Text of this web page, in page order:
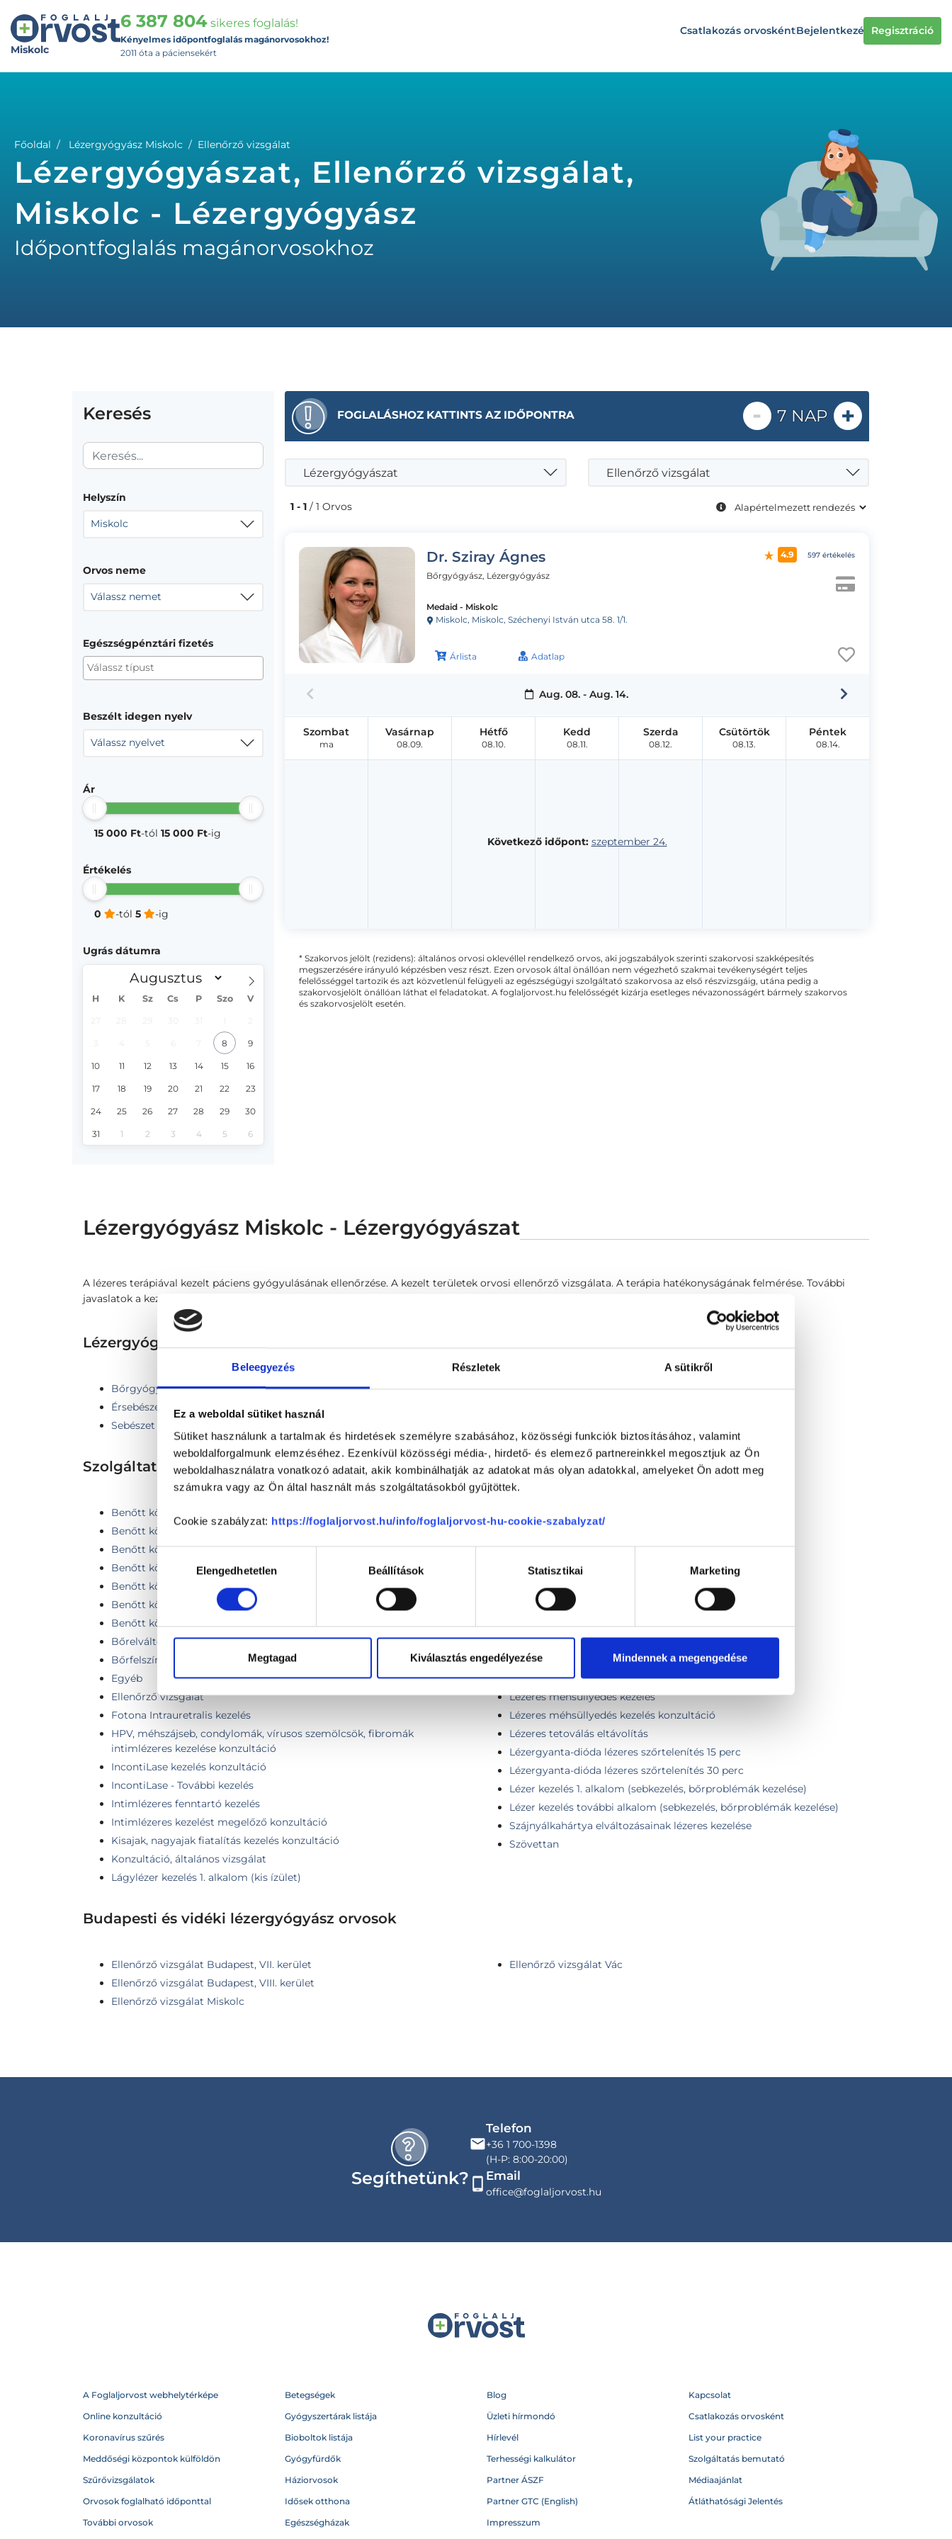
Beleegyezés Részletek A sütikről
Ez a weboldal sütiket használ
Sütiket használunk a tartalmak és hirdetések személyre szabásához, közösségi funkciók biztosításához, valamint
weboldalforgalmunk elemzéséhez. Ezenkívül közösségi média-, hirdető- és elemező partnereinkkel megosztjuk az Ön
weboldalhasználatra vonatkozó adatait, akik kombinálhatják az adatokat más olyan adatokkal, amelyeket Ön adott meg
számukra vagy az Ön által használt más szolgáltatásokból gyűjtöttek.
Cookie szabályzat: https://foglaljorvost.hu/info/foglaljorvost-hu-cookie-szabalyzat/
Hozzájárulás
kiválasztásaElengedhetetlen Beállítások Statisztikai Marketing
Megtagad Kiválasztás engedélyezése Mindennek a megengedése
Miskolc
6 387 804 sikeres foglalás!
Kényelmes időpontfoglalás magánorvosokhoz!
2011 óta a páciensekért
Csatlakozás orvoskéntBejelentkezés Regisztráció
Főoldal Lézergyógyász Miskolc Ellenőrző vizsgálat
Lézergyógyászat, Ellenőrző vizsgálat,
Miskolc - Lézergyógyász
Időpontfoglalás magánorvosokhoz
Keresés
Helyszín
Miskolc
Orvos neme
Válassz nemet
Egészségpénztári fizetés
Beszélt idegen nyelv
Válassz nyelvet
Ár
15 000 Ft-tól 15 000 Ft-ig
Értékelés
0 -tól 5 -ig
Ugrás dátumra
H K Sz Cs P Szo V
8 9
10 11 12 13 14 15 16
17 18 19 20 21 22 23
24 25 26 27 28 29 30
31 1 2 3 4 5 6
FOGLALÁSHOZ KATTINTS AZ IDŐPONTRA - 7 NAP +
Lézergyógyászat Ellenőrző vizsgálat
1 - 1 / 1 Orvos
Dr. Sziray Ágnes
Bőrgyógyász, Lézergyógyász
Medaid - Miskolc
Miskolc, Miskolc, Széchenyi István utca 58. 1/1.
Árlista Adatlap
4.9 597 értékelés
Aug. 08. - Aug. 14.
Következő időpont: szeptember 24.
Szombat
ma
Vasárnap
08.09.
Hétfő
08.10.
Kedd
08.11.
Szerda
08.12.
Csütörtök
08.13.
Péntek
08.14.
* Szakorvos jelölt (rezidens): általános orvosi oklevéllel rendelkező orvos, aki jogszabályok szerinti szakorvosi szakképesítés
megszerzésére irányuló képzésben vesz részt. Ezen orvosok által önállóan nem végezhető szakmai tevékenységért teljes
felelősséggel tartozik és azt közvetlenül felügyeli az egészségügyi szolgáltató szakorvosa az első részvizsgáig, utána pedig a
szakorvosjelölt önállóan láthat el feladatokat. A foglaljorvost.hu felelősségét kizárja esetleges névazonosságért bármely szakorvos
és szakorvosjelölt esetén.
Lézergyógyász Miskolc - Lézergyógyászat
A lézeres terápiával kezelt páciens gyógyulásának ellenőrzése. A kezelt területek orvosi ellenőrző vizsgálata. A terápia hatékonyságának felmérése. További
javaslatok a kezelés hatékonyságának növelése érdekében.
Lézergyógyászat TERÜLETHEZ KAPCSOLÓDÓ SZAKTERÜLETEK
Bőrgyógyászat
Érsebészet
Sebészet
Visszérgyógyászat
Szolgáltatások
Benőtt köröm lézeres kezelése: 1 körömszél
Benőtt köröm lézeres kezelése: 2 körömszél különböző ujjakon
Benőtt köröm lézeres kezelése: 2 körömszél ugyanazon az ujjon
Benőtt köröm lézeres kezelése: 3 körömszél
Benőtt köröm lézeres kezelése: 4 körömszél
Benőtt köröm lézeres műtéte
Benőtt köröm lézeres műtét - kettő oldal
Bőrelváltozások lézeres kezelése
Bőrfelszíni növedék eltávolítása lézerrel (vírusos szemölcs, fibróma)
Egyéb
Ellenőrző vizsgálat
Fotona Intrauretralis kezelés
HPV, méhszájseb, condylomák, vírusos szemölcsök, fibromák
intimlézeres kezelése konzultáció
IncontiLase kezelés konzultáció
IncontiLase - További kezelés
Intimlézeres fenntartó kezelés
Intimlézeres kezelést megelőző konzultáció
Kisajak, nagyajak fiatalítás kezelés konzultáció
Konzultáció, általános vizsgálat
Lágylézer kezelés 1. alkalom (kis ízület)
Lágylézer kezelés további alkalom (kis ízület)
Lágylézer kezelés további alkalom (nagy ízület)
Lézeres hüvelyszárazság kezelés konzultáció
Lézeres hüvelyszűkítés
Lézeres hüvelyszűkítés kezelés konzultáció
Lézeres inkontinencia kezelés
Lézeres inkontinencia kezelés konzultáció
Lézeres intimplasztika kezelés, konzultáció
Lézeres körömgomba kezelés
Lézeres méhsüllyedés kezelés
Lézeres méhsüllyedés kezelés konzultáció
Lézeres tetoválás eltávolítás
Lézergyanta-dióda lézeres szőrtelenítés 15 perc
Lézergyanta-dióda lézeres szőrtelenítés 30 perc
Lézer kezelés 1. alkalom (sebkezelés, bőrproblémák kezelése)
Lézer kezelés további alkalom (sebkezelés, bőrproblémák kezelése)
Szájnyálkahártya elváltozásainak lézeres kezelése
Szövettan
Budapesti és vidéki lézergyógyász orvosok
Ellenőrző vizsgálat Budapest, VII. kerület
Ellenőrző vizsgálat Budapest, VIII. kerület
Ellenőrző vizsgálat Miskolc
Ellenőrző vizsgálat Vác
Segíthetünk?
Telefon
+36 1 700-1398
(H-P: 8:00-20:00)
Email
office@foglaljorvost.hu
A Foglaljorvost webhelytérképe
Online konzultáció
Koronavírus szűrés
Meddőségi központok külföldön
Szűrővizsgálatok
Orvosok foglalható időponttal
További orvosok
Betegségek
Gyógyszertárak listája
Bioboltok listája
Gyógyfürdők
Háziorvosok
Idősek otthona
Egészségházak
Blog
Üzleti hírmondó
Hírlevél
Terhességi kalkulátor
Partner ÁSZF
Partner GTC (English)
Impresszum
Kapcsolat
Csatlakozás orvosként
List your practice
Szolgáltatás bemutató
Médiaajánlat
Átláthatósági Jelentés